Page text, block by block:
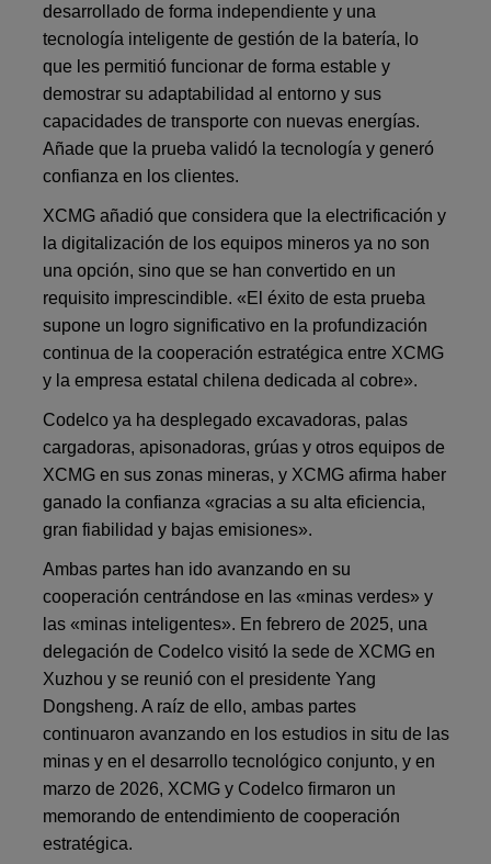
desarrollado de forma independiente y una
tecnología inteligente de gestión de la batería, lo
que les permitió funcionar de forma estable y
demostrar su adaptabilidad al entorno y sus
capacidades de transporte con nuevas energías.
Añade que la prueba validó la tecnología y generó
confianza en los clientes.
XCMG añadió que considera que la electrificación y
la digitalización de los equipos mineros ya no son
una opción, sino que se han convertido en un
requisito imprescindible. «El éxito de esta prueba
supone un logro significativo en la profundización
continua de la cooperación estratégica entre XCMG
y la empresa estatal chilena dedicada al cobre».
Codelco ya ha desplegado excavadoras, palas
cargadoras, apisonadoras, grúas y otros equipos de
XCMG en sus zonas mineras, y XCMG afirma haber
ganado la confianza «gracias a su alta eficiencia,
gran fiabilidad y bajas emisiones».
Ambas partes han ido avanzando en su
cooperación centrándose en las «minas verdes» y
las «minas inteligentes». En febrero de 2025, una
delegación de Codelco visitó la sede de XCMG en
Xuzhou y se reunió con el presidente Yang
Dongsheng. A raíz de ello, ambas partes
continuaron avanzando en los estudios in situ de las
minas y en el desarrollo tecnológico conjunto, y en
marzo de 2026, XCMG y Codelco firmaron un
memorando de entendimiento de cooperación
estratégica.